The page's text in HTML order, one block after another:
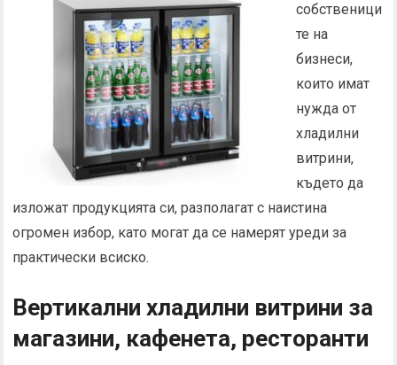
собственици
те на
бизнеси,
които имат
нужда от
хладилни
витрини,
където да
изложат продукцията си, разполагат с наистина
огромен избор, като могат да се намерят уреди за
практически всиско.
Вертикални хладилни витрини за
магазини, кафенета, ресторанти